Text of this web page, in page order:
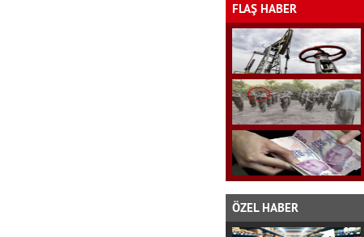
FLAŞ HABER
ÖZEL HABER